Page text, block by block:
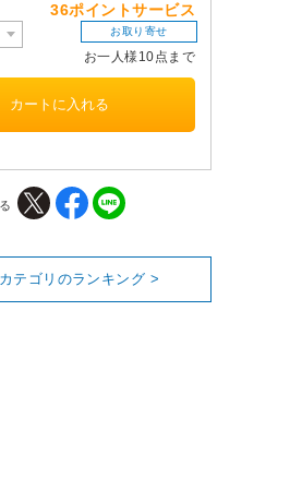
36ポイントサービス
お取り寄せ
お一人様10点まで
テゴリのランキング >